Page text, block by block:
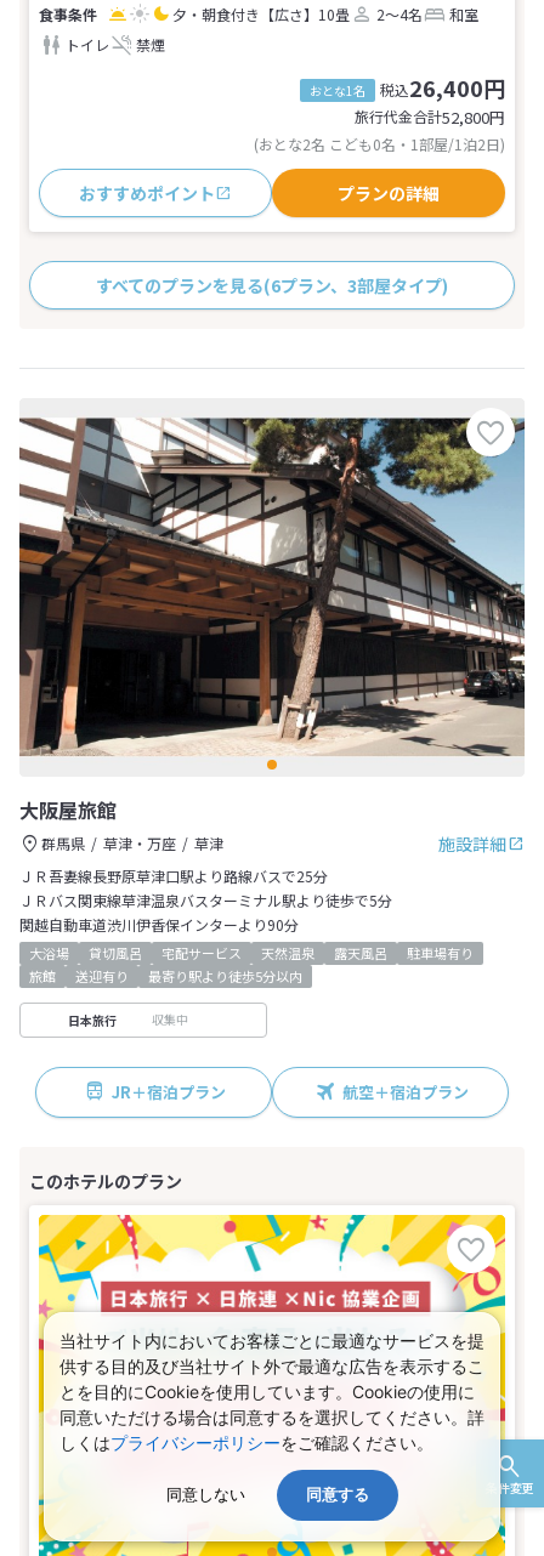
条件変更
夕・朝食付き 【広さ】10畳 2～4名
和室
トイレ
禁煙
おとな1名 税込26,400円
旅行代金合計52,800円
(おとな2名 こども0名・1部屋/1泊2日)
おすすめポイント プランの詳細
すべてのプランを見る(6プラン、3部屋タイプ)
大阪屋旅館
施設詳細
群馬県 草津・万座
草津
ＪＲ吾妻線長野原草津口駅より路線バスで25分
ＪＲバス関東線草津温泉バスターミナル駅より徒歩で5分
関越自動車道渋川伊香保インターより90分
大浴場 貸切風呂 宅配サービス 天然温泉 露天風呂
駐車場有り
旅館
送迎有り 最寄り駅より徒歩5分以内
日本旅行 収集中
JR＋宿泊プラン 航空＋宿泊プラン
当社サイト内においてお客様ごとに最適なサービスを提
供する目的及び当社サイト外で最適な広告を表示するこ
とを目的にCookieを使用しています。Cookieの使用に
同意いただける場合は同意するを選択してください。詳
しくはプライバシーポリシーをご確認ください。
同意しない 同意する